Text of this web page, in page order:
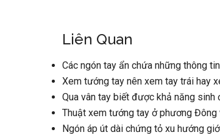
Liên Quan
Các ngón tay ẩn chứa những thông
Xem tướng tay nên xem tay trái hay
Qua vân tay biết được khả năng sinh
Thuật xem tướng tay ở phương
Ngón áp út dài chứng tỏ xu hướng